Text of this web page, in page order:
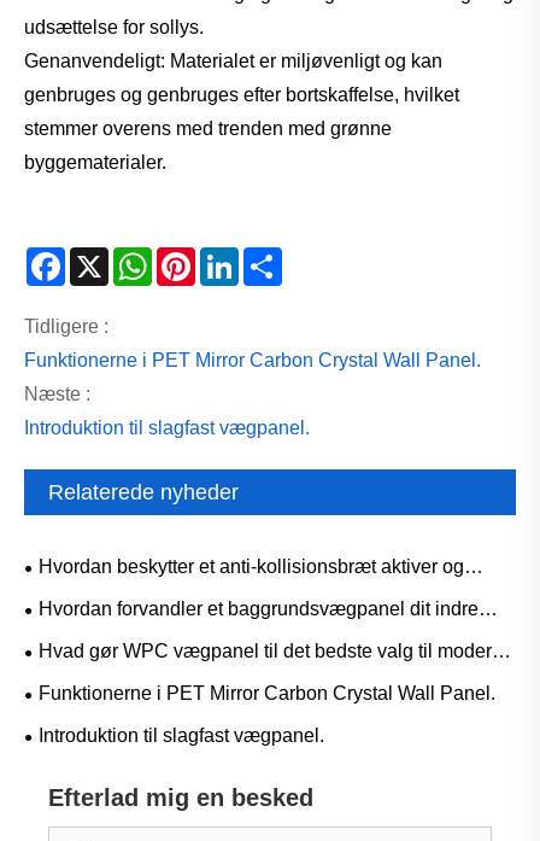
udsættelse for sollys.
Genanvendeligt: ​​Materialet er miljøvenligt og kan
genbruges og genbruges efter bortskaffelse, hvilket
stemmer overens med trenden med grønne
byggematerialer.
Facebook
X WhatsApp
PinterestLinkedIn
Tidligere :
Funktionerne i PET Mirror Carbon Crystal Wall Panel.
Næste :
Introduktion til slagfast vægpanel.
Relaterede nyheder
Hvordan beskytter et anti-kollisionsbræt aktiver og
forbedrer sikkerheden i moderne miljøer?
Hvordan forvandler et baggrundsvægpanel dit indre
rum?
Hvad gør WPC vægpanel til det bedste valg til moderne
interiør?
Funktionerne i PET Mirror Carbon Crystal Wall Panel.
Introduktion til slagfast vægpanel.
Efterlad mig en besked